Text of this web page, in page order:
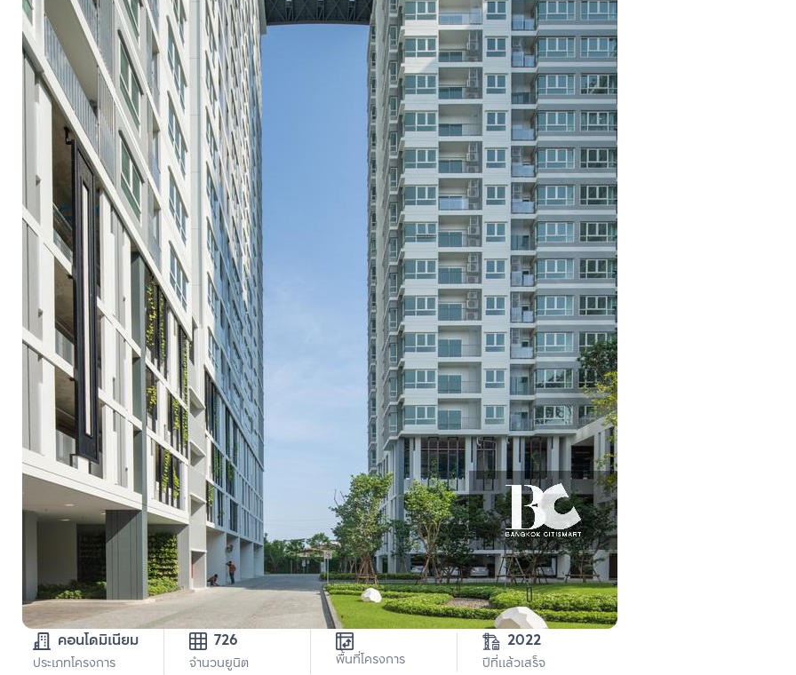
คอนโดมิเนียม
ประเภทโครงการ
726
จำนวนยูนิต พื้นที่โครงการ
2022
ปีที่แล้วเสร็จ